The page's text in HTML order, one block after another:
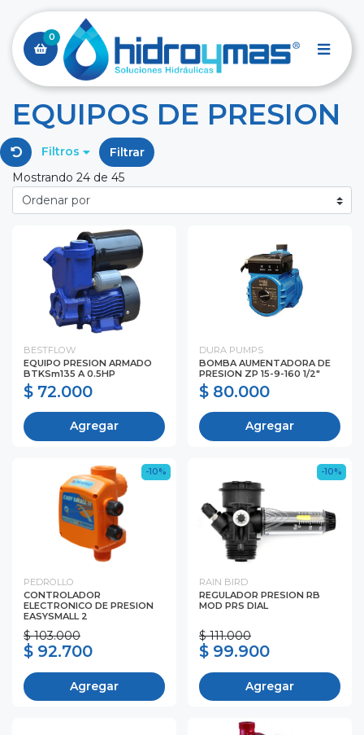
0
EQUIPOS DE PRESION
Filtros
Filtrar
Mostrando 24 de 45
BESTFLOW
EQUIPO PRESION ARMADO
BTKSm135 A 0.5HP
$ 72.000
Agregar
DURA PUMPS
BOMBA AUMENTADORA DE
PRESION ZP 15-9-160 1/2"
$ 80.000
Agregar
-10%
PEDROLLO
CONTROLADOR
ELECTRONICO DE PRESION
EASYSMALL 2
$ 103.000
$ 92.700
Agregar
-10%
RAIN BIRD
REGULADOR PRESION RB
MOD PRS DIAL
$ 111.000
$ 99.900
Agregar